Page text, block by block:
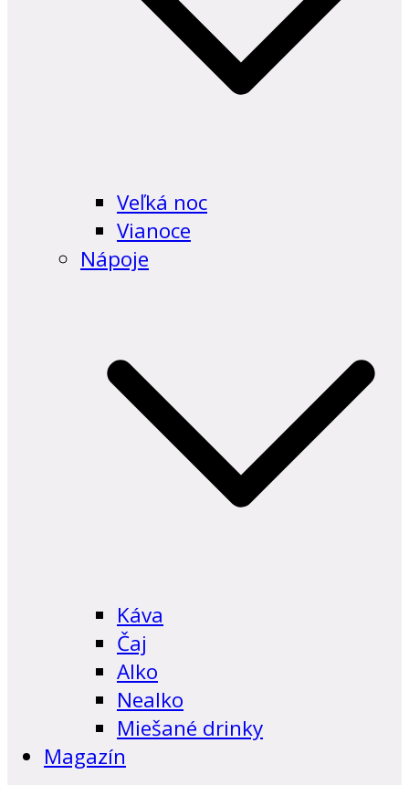
Veľká noc
Vianoce
Nápoje
Káva
Čaj
Alko
Nealko
Miešané drinky
Magazín